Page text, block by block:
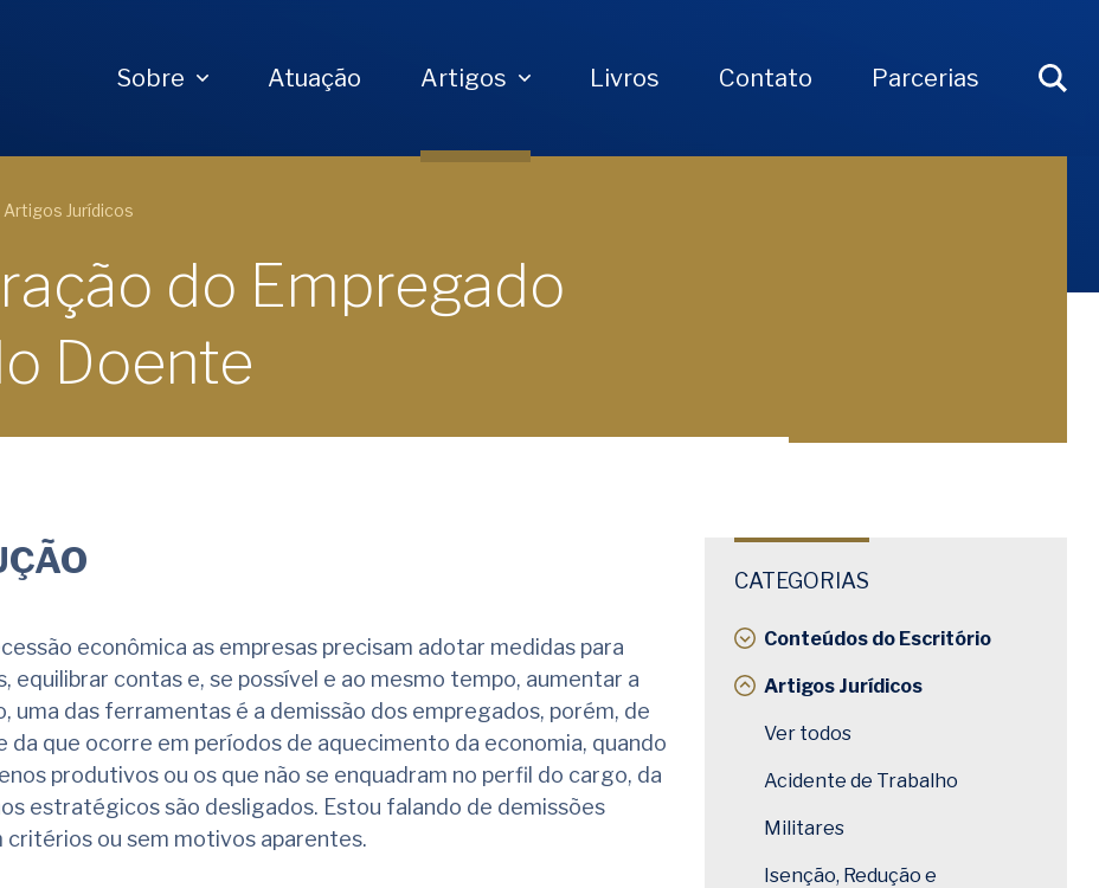
Sobre Atuação Artigos Livros Contato Parcerias
Artigos Jurídicos
do Empregado
Doente
CATEGORIAS
Conteúdos do Escritório
Artigos Jurídicos
Ver todos
Acidente de Trabalho
Militares
Isenção, Redução e
econômica as empresas precisam adotar medidas para
contas e, se possível e ao mesmo tempo, aumentar a
uma das ferramentas é a demissão dos empregados, porém, de
que ocorre em períodos de aquecimento da economia, quando
produtivos ou os que não se enquadram no perfil do cargo, da
estratégicos são desligados. Estou falando de demissões
critérios ou sem motivos aparentes.